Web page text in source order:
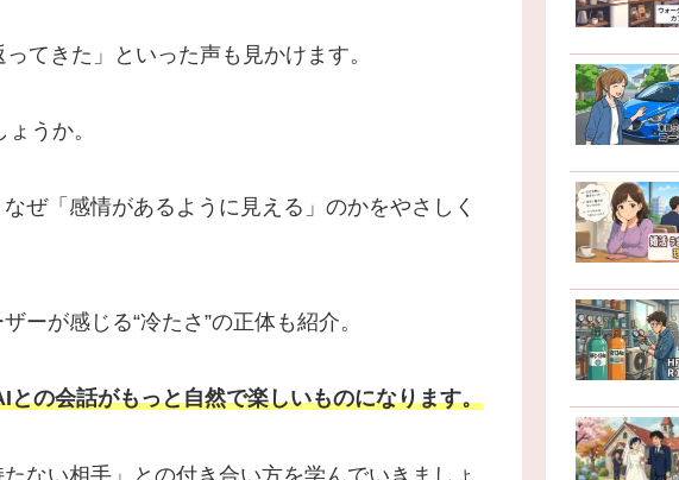
てきた」といった声も見かけます。
うか。
ぜ「感情があるように見える」のかをやさしく
ーが感じる“冷たさ”の正体も紹介。
の会話がもっと自然で楽しいものになります。
ない相手」との付き合い方を学んでいきましょ